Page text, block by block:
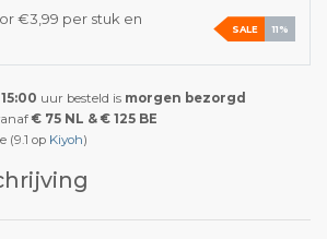
€3,99 per stuk en
SALE 11%
15:00 uur besteld is morgen bezorgd
€ 75 NL & € 125 BE
(9.1 op Kiyoh)